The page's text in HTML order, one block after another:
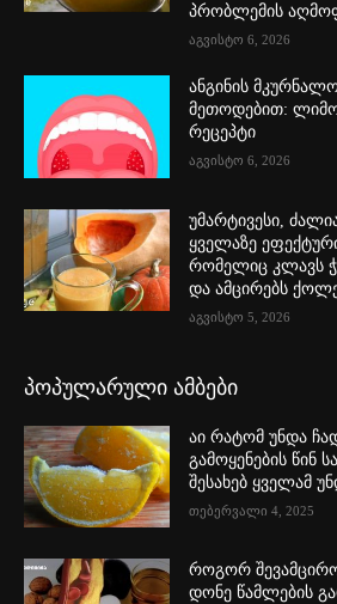
პრობლემის
აგვისტო 6, 2026
ანგინის
მეთოდებით:
რეცეპტი
აგვისტო 6, 2026
უმარტივესი,
ყველაზე
რომელიც კლავს
და ამცირებს
აგვისტო 5, 2026
პოპულარული ამბები
აი რატომ უნდა
გამოყენების წინ
შესახებ ყველამ
თებერვალი 4, 2025
როგორ
დონე წამლების